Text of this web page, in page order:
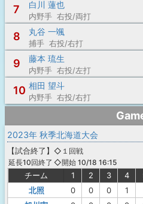
7 白川 蓮也
内野手 右投/両打
8 丸谷 一颯
捕手 右投/右打
9 藤本 琉生
内野手 右投/左打
10 相田 望斗
内野手 右投/右打
2023年 秋季北海道大会
【試合終了 】
延長10回終了
◇１回戦
◇開始 10/18 16:15
チーム 1 2 3 4
北照
0 0 0 1